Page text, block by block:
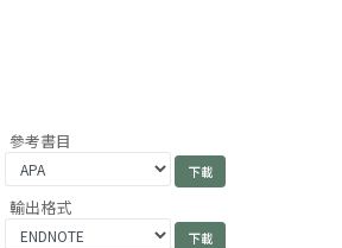
參考書目
輸出格式